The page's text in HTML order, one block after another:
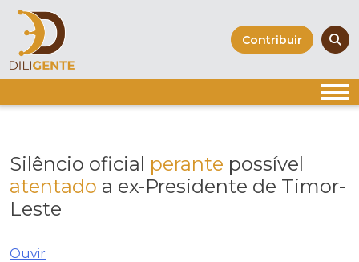
Skip
content
Contribuir
Silêncio oficial perante possível
atentado a ex-Presidente de Timor-
Leste
Ouvir